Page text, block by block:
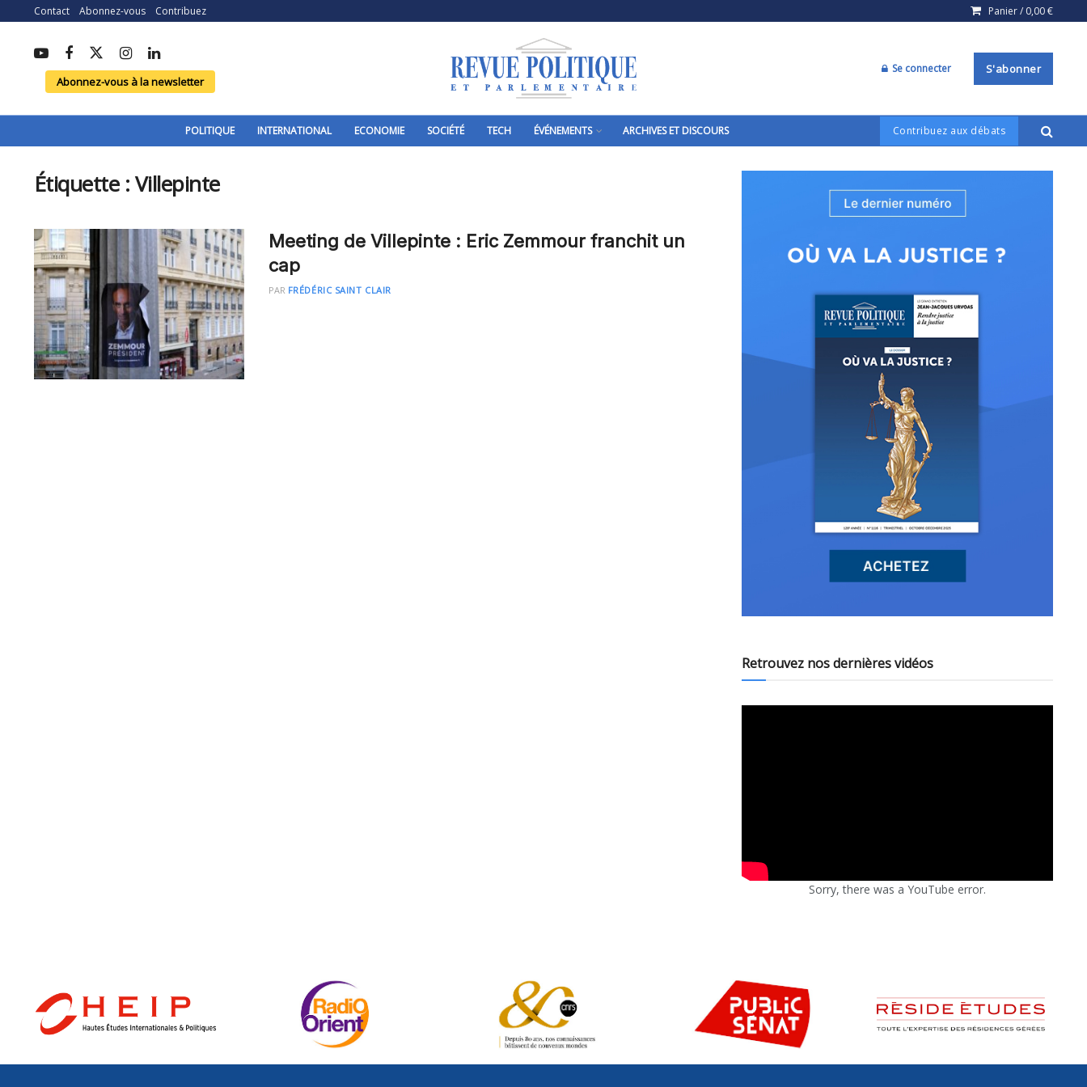
Contact Abonnez-vous Contribuez Panier / 0,00€
Abonnez-vous à la newsletter
Se connecter S'abonner
POLITIQUE INTERNATIONAL ECONOMIE SOCIÉTÉ TECH ÉVÉNEMENTS ARCHIVES ET DISCOURS Contribuez aux débats
Étiquette :Villepinte
Meeting de Villepinte : Eric Zemmour franchit un
cap
PAR FRÉDÉRIC SAINT CLAIR
Retrouvez nos dernières vidéos
Sorry, there was a YouTube error.